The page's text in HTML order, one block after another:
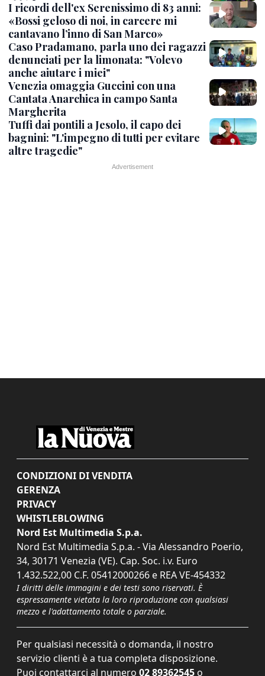
I ricordi dell'ex Serenissimo di 83 anni:
«Bossi geloso di noi, in carcere mi
cantavano l’inno di San Marco»
Caso Pradamano, parla uno dei ragazzi
denunciati per la limonata: "Volevo
anche aiutare i miei"
Venezia omaggia Guccini con una
Cantata Anarchica in campo Santa
Margherita
Tuffi dai pontili a Jesolo, il capo dei
bagnini: "L'impegno di tutti per evitare
altre tragedie"
CONDIZIONI DI VENDITA
GERENZA
PRIVACY
WHISTLEBLOWING
Nord Est Multimedia S.p.a.
Nord Est Multimedia S.p.a. - Via Alessandro Poerio,
34, 30171 Venezia (VE). Cap. Soc. i.v. Euro
1.432.522,00 C.F. 05412000266 e REA VE-454332
I diritti delle immagini e dei testi sono riservati. È
espressamente vietata la loro riproduzione con qualsiasi
mezzo e l'adattamento totale o parziale.
Per qualsiasi necessità o domanda, il nostro
servizio clienti è a tua completa disposizione.
Puoi contattarci al numero 02 89362545 o